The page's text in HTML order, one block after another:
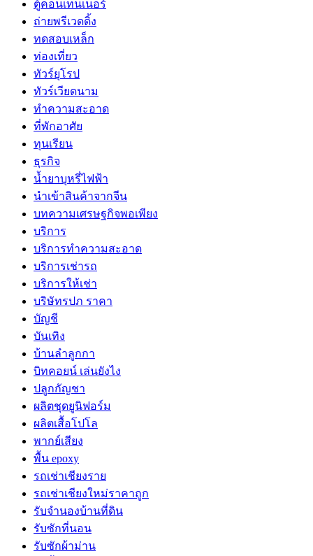
ตู้คอนเทนเนอร์
ถ่ายพรีเวดดิ้ง
ทดสอบเหล็ก
ท่องเที่ยว
ทัวร์ยุโรป
ทัวร์เวียดนาม
ทำความสะอาด
ที่พักอาศัย
ทุนเรียน
ธุรกิจ
น้ำยาบุหรี่ไฟฟ้า
นำเข้าสินค้าจากจีน
บทความเศรษฐกิจพอเพียง
บริการ
บริการทำความสะอาด
บริการเช่ารถ
บริการให้เช่า
บริษัทรปภ ราคา
บัญชี
บันเทิง
บ้านลำลูกกา
บิทคอยน์ เล่นยังไง
ปลูกกัญชา
ผลิตชุดยูนิฟอร์ม
ผลิตเสื้อโปโล
พากย์เสียง
พื้น epoxy
รถเช่าเชียงราย
รถเช่าเชียงใหม่ราคาถูก
รับจำนองบ้านที่ดิน
รับซักที่นอน
รับซักผ้าม่าน